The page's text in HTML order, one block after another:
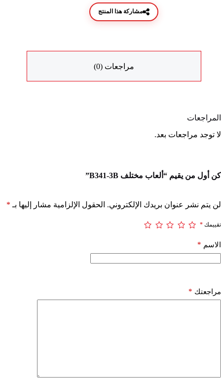
مشاركة هذا المنتج
مراجعات (0)
المراجعات
لا توجد مراجعات بعد.
كن أول من يقيم “ألعاب مختلف B341-3B”
لن يتم نشر عنوان بريدك الإلكتروني. الحقول الإلزامية مشار إليها بـ *
تقييمك *
الاسم *
مراجعتك *